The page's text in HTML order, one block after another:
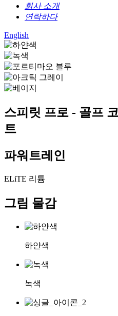
회사 소개
연락하다
English
스피릿 프로 - 골프
트
파워트레인
ELiTE 리튬
그림 물감
하얀색
녹색